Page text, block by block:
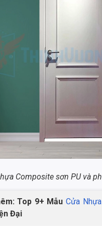
Composite sơn PU và
Top 9+ Mẫu Cửa
Đại